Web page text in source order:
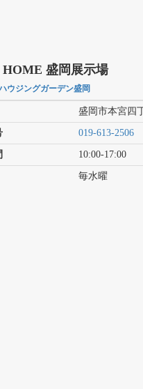
盛岡展示場
ウジングガーデン盛岡
盛岡市本宮四
019-613-2506
10:00-17:00
毎水曜